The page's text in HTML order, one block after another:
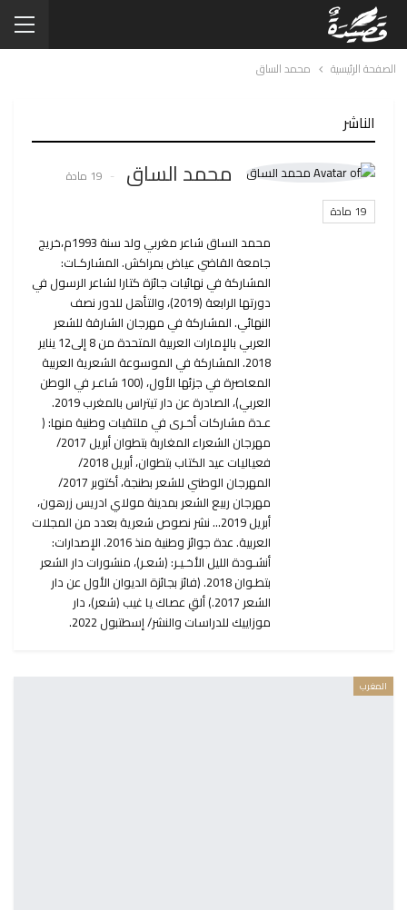
الصفحة الرئيسية محمد الساق
الناشر
محمد الساق
19 مادة
19 مادة
محمد الساق شاعر مغربي ولد سنة 1993م،خريج
جامعة القاضي عياض بمراكش. المشاركـات:
المشاركة في نهائيات جائزة كتارا لشاعر الرسول في
دورتها الرابعة (2019)، والتأهل للدور نصف
النهائي. المشاركة في مهرجان الشارقة للشعر
العربي بالإمارات العربية المتحدة من 8 إلى12 يناير
2018. المشاركة في الموسوعة الشعرية العربية
المعاصرة في جزئها الأول، (100 شاعـر في الوطن
العربي)، الصادرة عن دار تيتراس بالمغرب 2019.
عـدة مشاركات أخـرى في ملتقيات وطنية منها: (
مهرجان الشعراء المغاربة بتطوان أبريل 2017/
فعياليات عيد الكتاب بتطوان، أبريل 2018/
المهرجان الوطني للشعر بطنجة، أكتوبر 2017/
مهرجان ربيع الشعر بمدينة مولاي ادريس زرهون،
أبريل 2019... نشر نصوص شعرية بعدد من المجلات
العربية. عدة جوائز وطنية منذ 2016. الإصدارات:
أنشـودة الليل الأخـيـر: (شعـر)، منشورات دار الشعر
بتطـوان 2018. (فائز بجائزة الديوان الأول عن دار
الشعر 2017.) ألقِ عصاك يا غيب (شعر)، دار
موزاييك للدراسات والنشر/ إسطتبول 2022.
المغرب